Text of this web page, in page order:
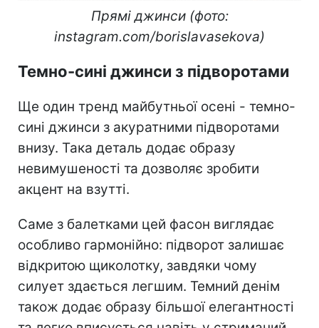
Прямі джинси (фото:
instagram.com/borislavasekova)
Темно-сині джинси з підворотами
Ще один тренд майбутньої осені - темно-
сині джинси з акуратними підворотами
внизу. Така деталь додає образу
невимушеності та дозволяє зробити
акцент на взутті.
Саме з балетками цей фасон виглядає
особливо гармонійно: підворот залишає
відкритою щиколотку, завдяки чому
силует здається легшим. Темний денім
також додає образу більшої елегантності